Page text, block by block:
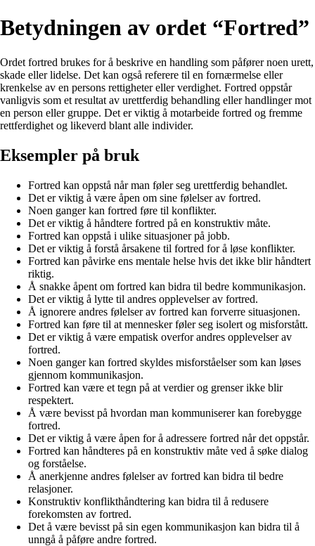
Betydningen av ordet “Fortred”
Ordet fortred brukes for å beskrive en handling som påfører noen urett,
skade eller lidelse. Det kan også referere til en fornærmelse eller
krenkelse av en persons rettigheter eller verdighet. Fortred oppstår
vanligvis som et resultat av urettferdig behandling eller handlinger mot
en person eller gruppe. Det er viktig å motarbeide fortred og fremme
rettferdighet og likeverd blant alle individer.
Eksempler på bruk
Fortred kan oppstå når man føler seg urettferdig behandlet.
Det er viktig å være åpen om sine følelser av fortred.
Noen ganger kan fortred føre til konflikter.
Det er viktig å håndtere fortred på en konstruktiv måte.
Fortred kan oppstå i ulike situasjoner på jobb.
Det er viktig å forstå årsakene til fortred for å løse konflikter.
Fortred kan påvirke ens mentale helse hvis det ikke blir håndtert
riktig.
Å snakke åpent om fortred kan bidra til bedre kommunikasjon.
Det er viktig å lytte til andres opplevelser av fortred.
Å ignorere andres følelser av fortred kan forverre situasjonen.
Fortred kan føre til at mennesker føler seg isolert og misforstått.
Det er viktig å være empatisk overfor andres opplevelser av
fortred.
Noen ganger kan fortred skyldes misforståelser som kan løses
gjennom kommunikasjon.
Fortred kan være et tegn på at verdier og grenser ikke blir
respektert.
Å være bevisst på hvordan man kommuniserer kan forebygge
fortred.
Det er viktig å være åpen for å adressere fortred når det oppstår.
Fortred kan håndteres på en konstruktiv måte ved å søke dialog
og forståelse.
Å anerkjenne andres følelser av fortred kan bidra til bedre
relasjoner.
Konstruktiv konflikthåndtering kan bidra til å redusere
forekomsten av fortred.
Det å være bevisst på sin egen kommunikasjon kan bidra til å
unngå å påføre andre fortred.